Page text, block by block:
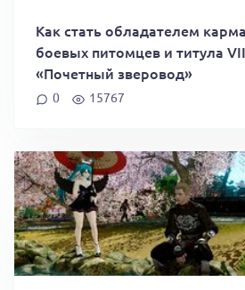
Как стать обладателем
боевых питомцев и титула
«Почетный зверовод»
0 15767